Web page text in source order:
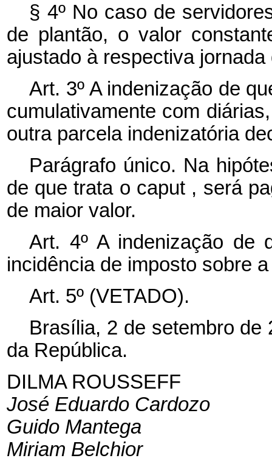
§ 4º No caso de
de plantão, o valor
ajustado à respectiva jornada
Art. 3º A indenização de
cumulativamente com
outra parcela indenizatória
Parágrafo único. Na
de que trata o caput , será
de maior valor.
Art. 4º A indenização de
incidência de imposto sobre
Art. 5º (VETADO).
Brasília, 2 de setembro de
da República.
DILMA ROUSSEFF
José Eduardo Cardozo
Guido Mantega
Miriam Belchior